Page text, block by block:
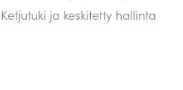
Ketjutuki ja keskitetty hallinta